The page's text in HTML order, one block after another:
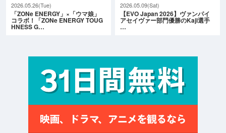
2026.05.26(Tue)
「ZONe ENERGY」×「ウマ娘」
コラボ！「ZONe ENERGY TOUG
HNESS G…
2026.05.09(Sat)
【EVO Japan 2026】ヴァンパイ
アセイヴァー部門優勝のKaji選手
…